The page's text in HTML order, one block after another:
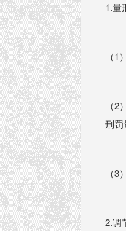
1.量
（
（
刑罚
（
2.调